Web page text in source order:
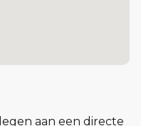
aan een directe